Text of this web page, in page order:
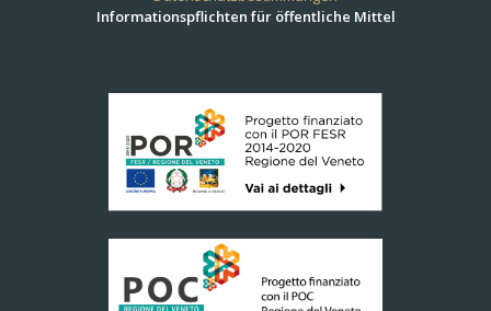
Informationspflichten für öffentliche Mittel